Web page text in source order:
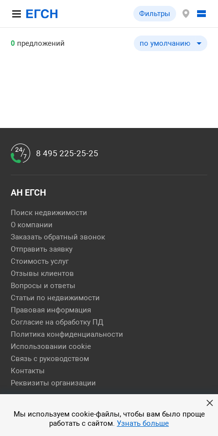
Фильтры
0 предложений по умолчанию
по умолчанию
8 495 225-25-25
АН ЕГСН
Поиск недвижимости
О компании
Заказать обратный звонок
Отправить заявку
Стоимость услуг
Отзывы клиентов
Вопросы и ответы
Статьи по недвижимости
Правовая информация
Согласие на обработку ПД
Политика конфиденциальности
Использовании cookie
Связь с руководством
Контакты
Реквизиты организации
Правовая информация
© 2026 АН ЕГСН
Мы используем cookie-файлы, чтобы вам было проще
работать с сайтом. Узнать больше